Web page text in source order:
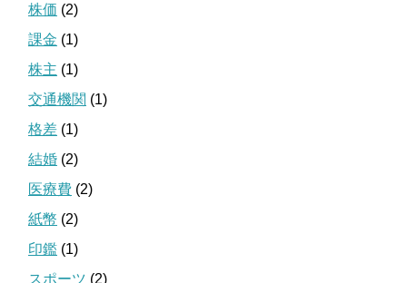
株価 (2)
課金 (1)
株主 (1)
交通機関 (1)
格差 (1)
結婚 (2)
医療費 (2)
紙幣 (2)
印鑑 (1)
スポーツ (2)